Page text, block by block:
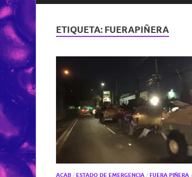
ETIQUETA: FUERAPIÑERA
ACAB / ESTADO DE EMERGENCIA / FUERA PIÑERA /